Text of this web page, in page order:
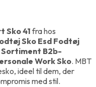
Sko 41frahos
Sko Esd Fodtøj
Sortiment B2b-
Work Sko. MBT
ideel til dem, der
med stil.